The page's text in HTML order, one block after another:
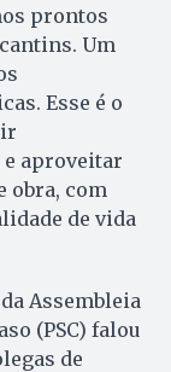
prontos
Um
Esse é o
aproveitar
obra, com
de vida
Assembleia
(PSC) falou
de